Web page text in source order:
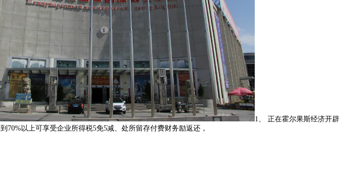
1、 正在霍尔果斯经济开辟
70%以上可享受企业所得税5免5减、处所留存付费财务励返还，